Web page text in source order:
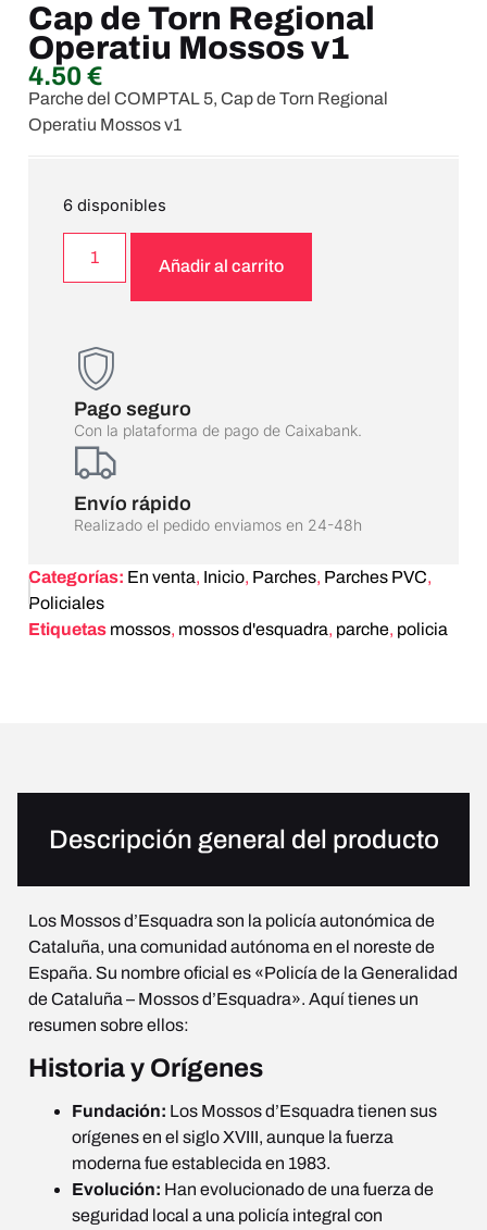
Cap de Torn Regional
Operatiu Mossos v1
4.50€
Parche del COMPTAL 5, Cap de Torn Regional
Operatiu Mossos v1
6 disponibles
Añadir al carrito
Pago seguro
Con la plataforma de pago de Caixabank.
Envío rápido
Realizado el pedido enviamos en 24-48h
Categorías: En venta, Inicio, Parches, Parches PVC,
Policiales
Etiquetas mossos, mossos d'esquadra, parche, policia
Descripción general del producto
Los Mossos d’Esquadra son la policía autonómica de
Cataluña, una comunidad autónoma en el noreste de
España. Su nombre oficial es «Policía de la Generalidad
de Cataluña – Mossos d’Esquadra». Aquí tienes un
resumen sobre ellos:
Historia y Orígenes
Fundación: Los Mossos d’Esquadra tienen sus
orígenes en el siglo XVIII, aunque la fuerza
moderna fue establecida en 1983.
Evolución: Han evolucionado de una fuerza de
seguridad local a una policía integral con